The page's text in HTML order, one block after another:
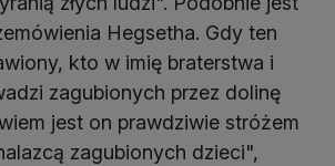
Hegsetha. Gdy ten
kto w imię braterstwa i
zagubionych przez dolinę
jest on prawdziwie stróżem
zagubionych dzieci",